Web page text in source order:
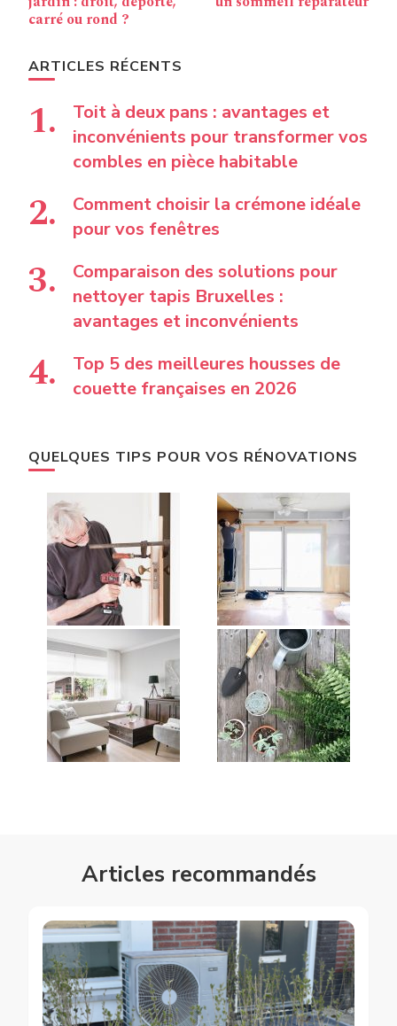
carré ou rond ?
ARTICLES RÉCENTS
Toit à deux pans : avantages et
inconvénients pour transformer vos
combles en pièce habitable
Comment choisir la crémone idéale
pour vos fenêtres
Comparaison des solutions pour
nettoyer tapis Bruxelles :
avantages et inconvénients
Top 5 des meilleures housses de
couette françaises en 2026
QUELQUES TIPS POUR VOS RÉNOVATIONS
Articles recommandés